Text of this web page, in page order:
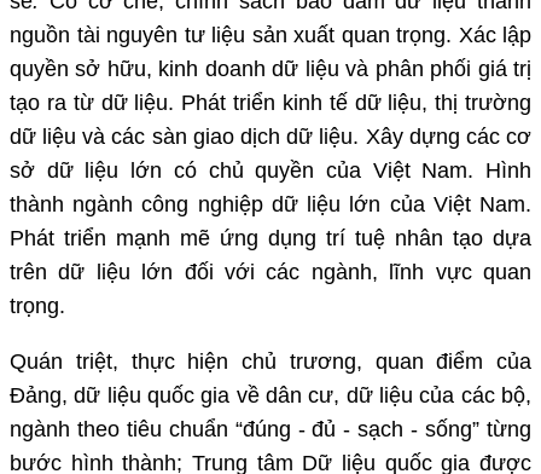
nguồn tài nguyên tư liệu sản xuất quan trọng. Xác lập
quyền sở hữu, kinh doanh dữ liệu và phân phối giá trị
tạo ra từ dữ liệu. Phát triển kinh tế dữ liệu, thị trường
dữ liệu và các sàn giao dịch dữ liệu. Xây dựng các cơ
sở dữ liệu lớn có chủ quyền của Việt Nam. Hình
thành ngành công nghiệp dữ liệu lớn của Việt Nam.
Phát triển mạnh mẽ ứng dụng trí tuệ nhân tạo dựa
trên dữ liệu lớn đối với các ngành, lĩnh vực quan
trọng.
Quán triệt, thực hiện chủ trương, quan điểm của
Đảng, dữ liệu quốc gia về dân cư, dữ liệu của các bộ,
ngành theo tiêu chuẩn “đúng - đủ - sạch - sống” từng
bước hình thành; Trung tâm Dữ liệu quốc gia được